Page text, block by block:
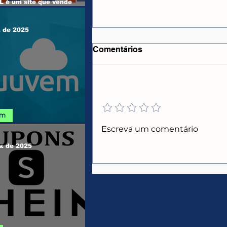
é um site que vende
Windows, Office, outros
NUUVEM
de 2025
de 2025
CUPONS E PROMOÇÕES
Comentários
Escreva um comentário